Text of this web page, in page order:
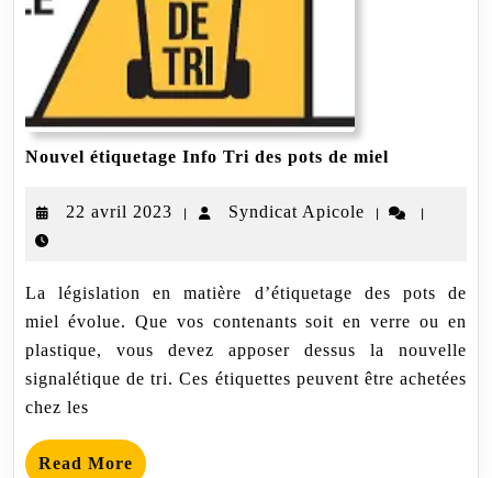
Nouvel étiquetage Info Tri des pots de miel
de
22 avril 2023
22
| Syndicat Apicole
Syndicat
| |
La législation en matière d’étiquetage des pots de
miel évolue. Que vos contenants soit en verre ou en
plastique, vous devez apposer dessus la nouvelle
signalétique de tri. Ces étiquettes peuvent être achetées
chez les
Read More Read